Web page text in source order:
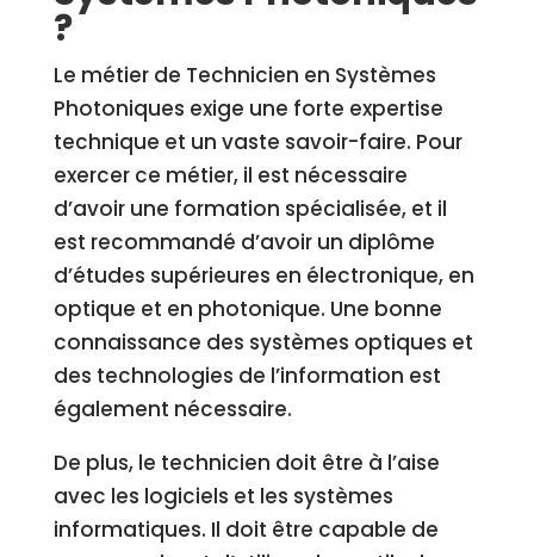
?
Le métier de Technicien en Systèmes
Photoniques exige une forte expertise
technique et un vaste savoir-faire. Pour
exercer ce métier, il est nécessaire
d’avoir une formation spécialisée, et il
est recommandé d’avoir un diplôme
d’études supérieures en électronique, en
optique et en photonique. Une bonne
connaissance des systèmes optiques et
des technologies de l’information est
également nécessaire.
De plus, le technicien doit être à l’aise
avec les logiciels et les systèmes
informatiques. Il doit être capable de